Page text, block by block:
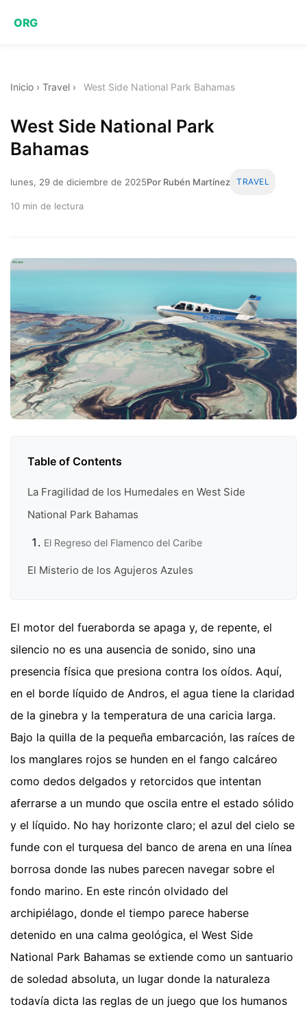
ORG
Inicio › Travel › West Side National Park Bahamas
West Side National Park
Bahamas
lunes, 29 de diciembre de 2025Por Rubén Martínez TRAVEL
10 min de lectura
Table of Contents
La Fragilidad de los Humedales en West Side
National Park Bahamas
El Regreso del Flamenco del Caribe
El Misterio de los Agujeros Azules
El motor del fueraborda se apaga y, de repente, el
silencio no es una ausencia de sonido, sino una
presencia física que presiona contra los oídos. Aquí,
en el borde líquido de Andros, el agua tiene la claridad
de la ginebra y la temperatura de una caricia larga.
Bajo la quilla de la pequeña embarcación, las raíces de
los manglares rojos se hunden en el fango calcáreo
como dedos delgados y retorcidos que intentan
aferrarse a un mundo que oscila entre el estado sólido
y el líquido. No hay horizonte claro; el azul del cielo se
funde con el turquesa del banco de arena en una línea
borrosa donde las nubes parecen navegar sobre el
fondo marino. En este rincón olvidado del
archipiélago, donde el tiempo parece haberse
detenido en una calma geológica, el West Side
National Park Bahamas se extiende como un santuario
de soledad absoluta, un lugar donde la naturaleza
todavía dicta las reglas de un juego que los humanos